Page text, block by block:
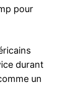
pour
durant
un